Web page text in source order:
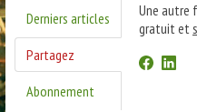
Derniers articles
Partagez
Abonnement
Une autre
gratuit et